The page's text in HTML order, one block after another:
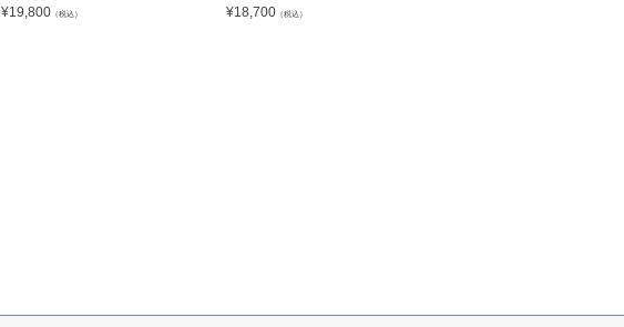
¥19,800（税込） ¥18,700（税込）